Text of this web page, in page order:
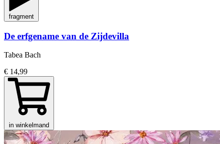
fragment
De erfgename van de Zijdevilla
Tabea Bach
€ 14,99
in winkelmand